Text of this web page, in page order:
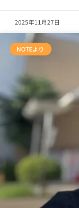
2025年11月27日
NOTEより